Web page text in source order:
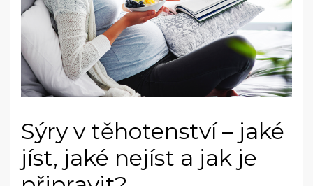
Sýry v těhotenství – jaké
jíst, jaké nejíst a jak je